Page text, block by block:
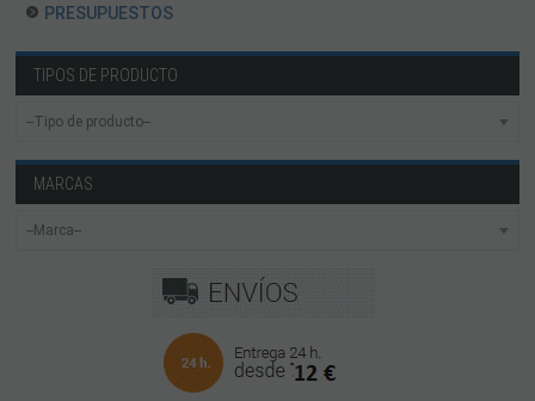
PRESUPUESTOS
TIPOS DE PRODUCTO
MARCAS